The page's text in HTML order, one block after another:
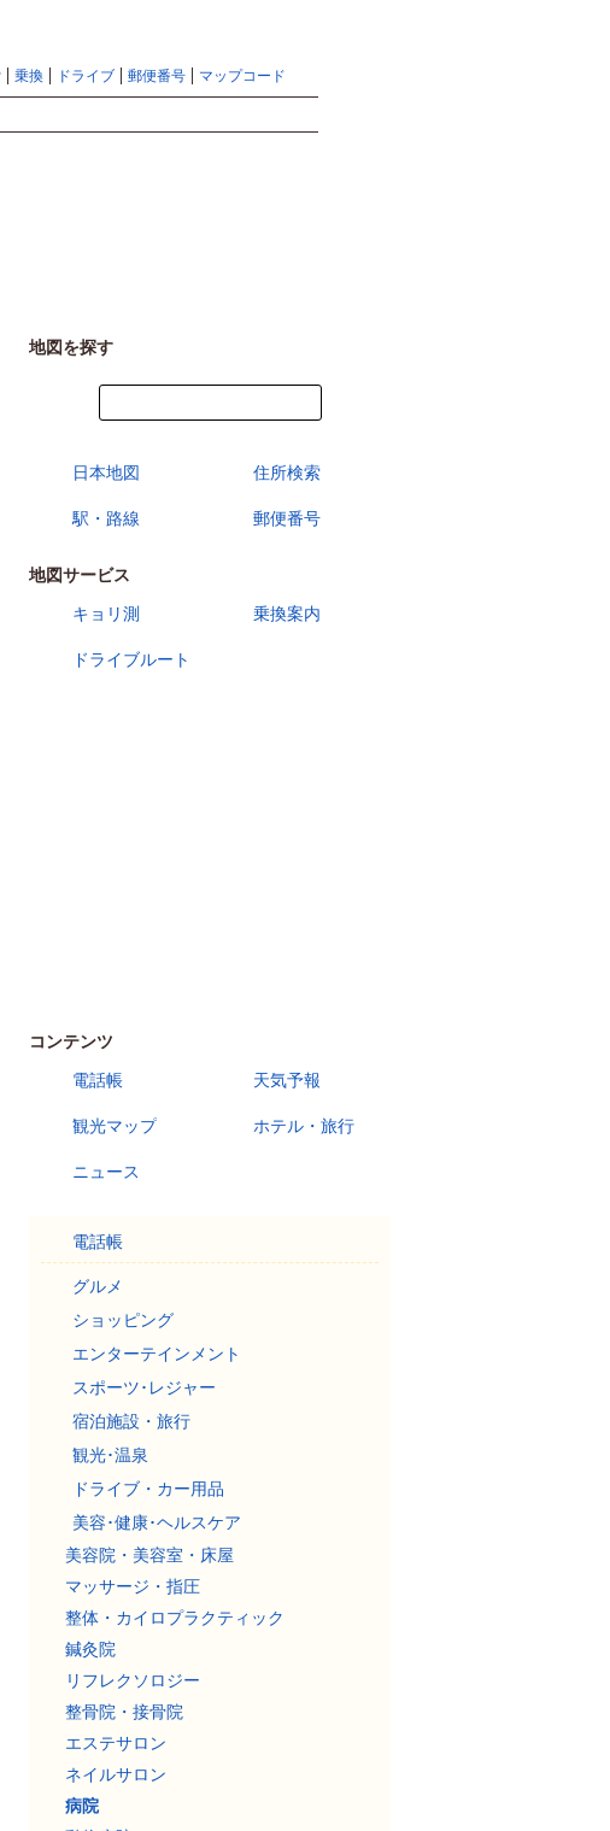
乗換 ドライブ 郵便番号 マップコード
地図を探す
日本地図 住所検索
駅・路線 郵便番号
地図サービス
キョリ測
乗換案内
ドライブルート
コンテンツ
電話帳
天気予報
観光マップ ホテル・旅行
ニュース
電話帳
グルメ
ショッピング
エンターテインメント
スポーツ･レジャー
宿泊施設・旅行
観光･温泉
ドライブ・カー用品
美容･健康･ヘルスケア
美容院・美容室・床屋
マッサージ・指圧
整体・カイロプラクティック
鍼灸院
リフレクソロジー
整骨院・接骨院
エステサロン
ネイルサロン
病院